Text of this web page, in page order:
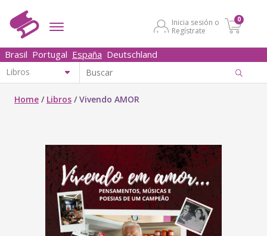
Inicia sesión o
Regístrate
0
Brasil Portugal España Deutschland
Home / Libros /Vivendo AMOR